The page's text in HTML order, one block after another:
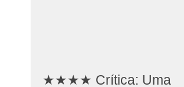
★★★★ Crítica: Uma